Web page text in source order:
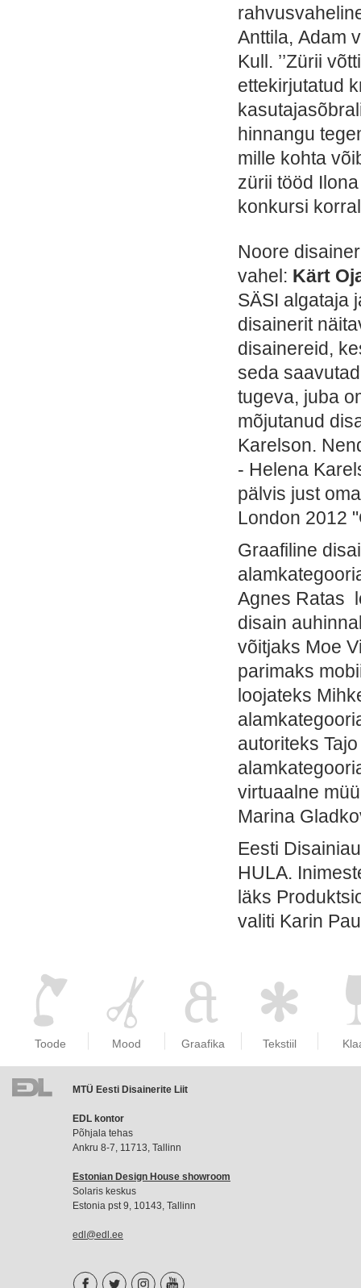
Anttila, Adam
Kull. ’’Zürii
ettekirjutatud
hinnangu
mille kohta
zürii tööd
konkursi
Noore
vahel: Kärt
SÄSI algataja
disainerit
disainereid,
seda
tugeva, juba
mõjutanud
Karelson.
- Helena
pälvis just
London 2012
Graafiline
Agnes Ratas
disain
võitjaks Moe
parimaks
loojateks
autoriteks
virtuaalne
Marina
Eesti
HULA.
läks
valiti Karin
Toode Mood Graafika Tekstiil
liikmemaks
MTÜ Eesti Disainerite Liit
EDL kontor
Põhjala tehas
Ankru 8-7, 11713, Tallinn
Estonian Design House showroom
Solaris keskus
Estonia pst 9, 10143, Tallinn
edl@edl.ee